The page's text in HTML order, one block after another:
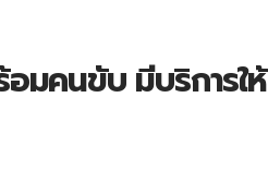
อมคนขับ มีบริการให้